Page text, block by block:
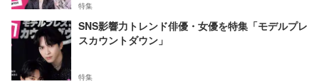
特集
SNS影響力トレンド俳優・女優を特集「モデルプレ
スカウントダウン」
特集